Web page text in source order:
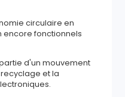
circulaire en
encore fonctionnels
d'un mouvement
et la